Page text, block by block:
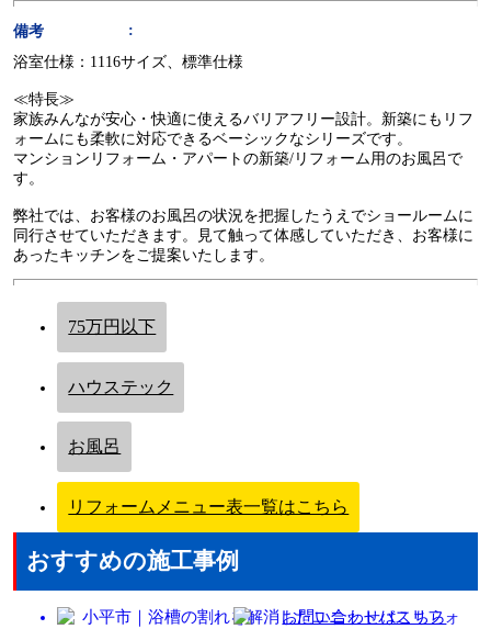
備考
浴室仕様：1116サイズ、標準仕様
≪特長≫
家族みんなが安心・快適に使えるバリアフリー設計。新築にもリフ
ォームにも柔軟に対応できるベーシックなシリーズです。
マンションリフォーム・アパートの新築/リフォーム用のお風呂で
す。
弊社では、お客様のお風呂の状況を把握したうえでショールームに
同行させていただきます。見て触って体感していただき、お客様に
あったキッチンをご提案いたします。
75万円以下
ハウステック
お風呂
リフォームメニュー表一覧はこちら
おすすめの施工事例